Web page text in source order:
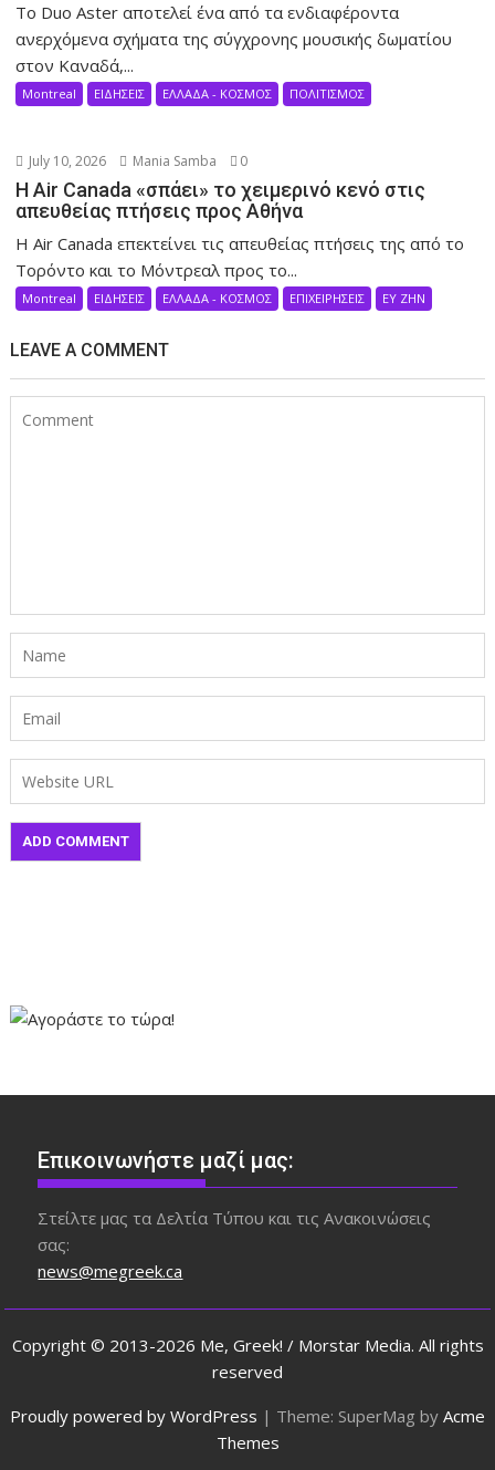
Το Duo Aster αποτελεί ένα από τα ενδιαφέροντα
ανερχόμενα σχήματα της σύγχρονης μουσικής δωματίου
στον Καναδά,...
Montreal ΕΙΔΗΣΕΙΣ ΕΛΛΑΔΑ - ΚΟΣΜΟΣ ΠΟΛΙΤΙΣΜΟΣ
July 10, 2026 Mania Samba 0
Η Air Canada «σπάει» το χειμερινό κενό στις
απευθείας πτήσεις προς Αθήνα
Η Air Canada επεκτείνει τις απευθείας πτήσεις της από το
Τορόντο και το Μόντρεαλ προς το...
Montreal ΕΙΔΗΣΕΙΣ ΕΛΛΑΔΑ - ΚΟΣΜΟΣ ΕΠΙΧΕΙΡΗΣΕΙΣ ΕΥ ΖΗΝ
LEAVE A COMMENT
Επικοινωνήστε μαζί μας:
Στείλτε μας τα Δελτία Τύπου και τις Ανακοινώσεις
σας:
news@megreek.ca
Copyright © 2013-2026 Me, Greek! / Morstar Media. All rights
reserved
Proudly powered by WordPress | Theme: SuperMag by Acme
Themes